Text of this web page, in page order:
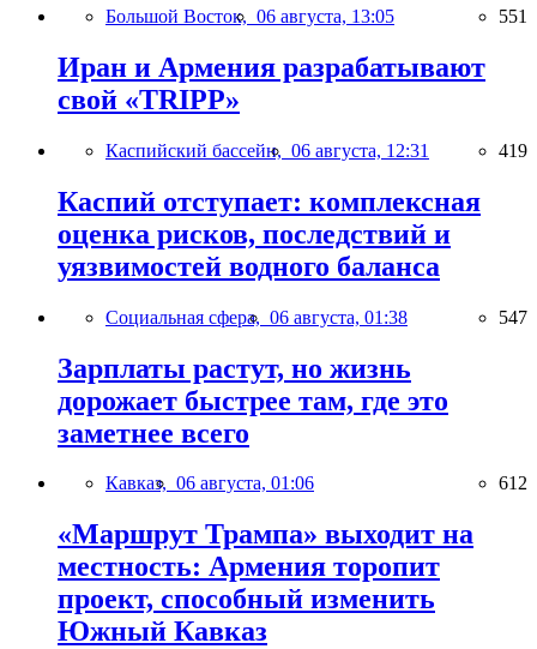
Большой Восток, 06 августа, 13:05 551
Иран и Армения разрабатывают
свой «TRIPP»
Каспийский бассейн, 06 августа, 12:31 419
Каспий отступает: комплексная
оценка рисков, последствий и
уязвимостей водного баланса
Социальная сфера, 06 августа, 01:38 547
Зарплаты растут, но жизнь
дорожает быстрее там, где это
заметнее всего
Кавказ, 06 августа, 01:06 612
«Маршрут Трампа» выходит на
местность: Армения торопит
проект, способный изменить
Южный Кавказ